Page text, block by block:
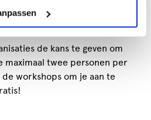
risico’s en maak
de kans te geven om
maximaal twee personen per
workshops om je aan te